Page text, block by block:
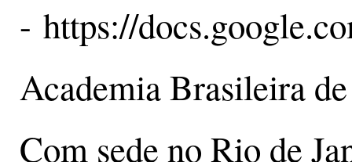
- https://
Academia Brasileira
Com sede no Rio de